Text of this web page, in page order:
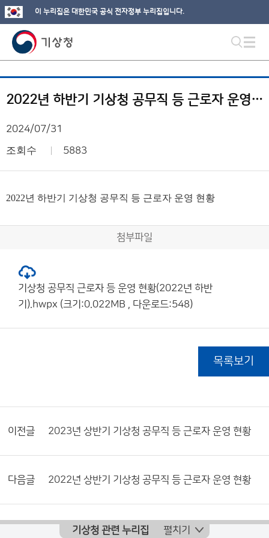
이 누리집은 대한민국 공식 전자정부 누리집입니다.
2022년 하반기 기상청 공무직 등 근로자 운영 현황
2024/07/31
조회수 5883
2022년 하반기 기상청 공무직 등 근로자 운영 현황
첨부파일
기상청 공무직 근로자 등 운영 현황(2022년 하반
기).hwpx (크기:0.022MB , 다운로드:548)
목록보기
이전글 2023년 상반기 기상청 공무직 등 근로자 운영 현황
다음글 2022년 상반기 기상청 공무직 등 근로자 운영 현황
기상청 관련 누리집 펼치기